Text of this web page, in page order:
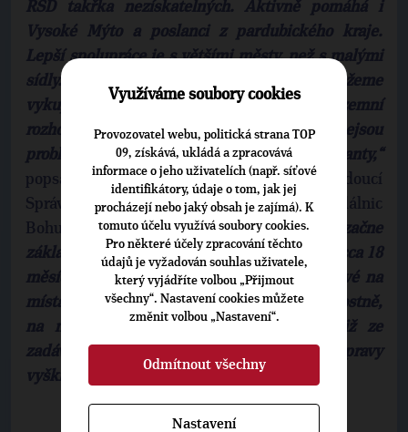
ŘSD takřka nezískatelných. Aktivně pomáhá i
Vysoké Mýto a poslanci z pardubického kraje.
Lepší spolupráce je s většími městy, než s malými
sídly. Kolem Vysokého Mýta zatím nemůžeme
vykupovat pozemky. Nemáme ještě územní
rozhodnutí. Při výkupech pozemků nejsou
problémy se zemědělci, nýbrž se spekulanty,“
popsal aktuální situaci v přípravách D35 vedoucí
Správy Pardubice Ředitelství silnic a dálnic
Bohumil Vebr a pokračoval:"V listopadu začne
základní archeologický průzkum, bude trvat cca 18
měsíců. Nevíme, jestli nás pustí archeologové na
místa, kde potřebujeme začít stavět přednostně,
na mosty. Tyto naše podmínky byly totiž ze
zadávací dokumentace ministerstvem dopravy
vyškrtány."
Využíváme soubory cookies
Provozovatel webu, politická strana TOP
09, získává, ukládá a zpracovává
informace o jeho uživatelích (např. síťové
identifikátory, údaje o tom, jak jej
procházejí nebo jaký obsah je zajímá). K
tomuto účelu využívá soubory cookies.
Pro některé účely zpracování těchto
údajů je vyžadován souhlas uživatele,
který vyjádříte volbou „Přijmout
všechny“. Nastavení cookies můžete
změnit volbou „Nastavení“.
Odmítnout všechny
Nastavení